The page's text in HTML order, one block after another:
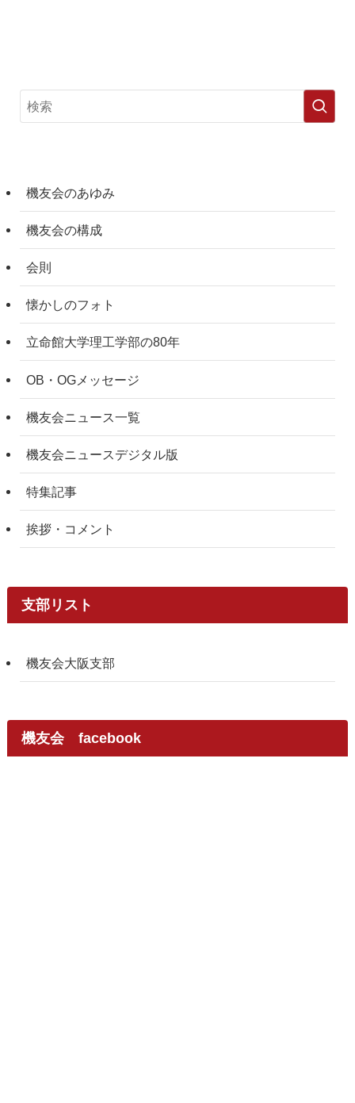
機友会のあゆみ
機友会の構成
会則
懐かしのフォト
立命館大学理工学部の80年
OB・OGメッセージ
機友会ニュース一覧
機友会ニュースデジタル版
特集記事
挨拶・コメント
支部リスト
機友会大阪支部
機友会 facebook